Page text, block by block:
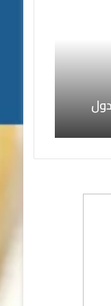
السعودية
ودول
الخليج
شراء كلين 9 في السعودية